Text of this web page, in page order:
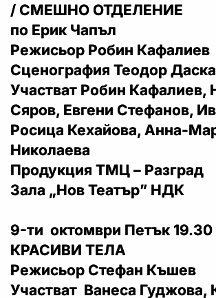
/ СМЕШНО ОТДЕЛЕНИЕ
по Ерик Чапъл
Режисьор Робин Кафалиев
Сценография Теодор
Участват Робин Кафалиев,
Сяров, Евгени Стефанов,
Росица Кехайова, Анна-
Николаева
Продукция ТМЦ – Разград
Зала „Нов Театър” НДК
9-ти октомври Петък 19.30
КРАСИВИ ТЕЛА
Режисьор Стефан Къшев
Участват Ванеса Гуджова,